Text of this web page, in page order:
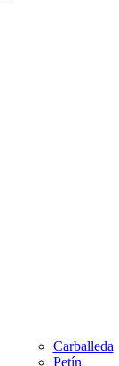
Carballeda
Petín